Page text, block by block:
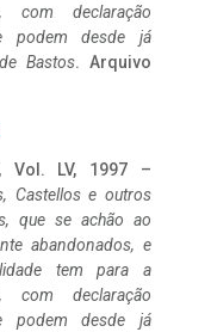
com declaração
podem desde já
Bastos. Arquivo
Vol. LV, 1997 –
Castellos e outros
que se achão ao
abandonados, e
tem para a
com declaração
podem desde já